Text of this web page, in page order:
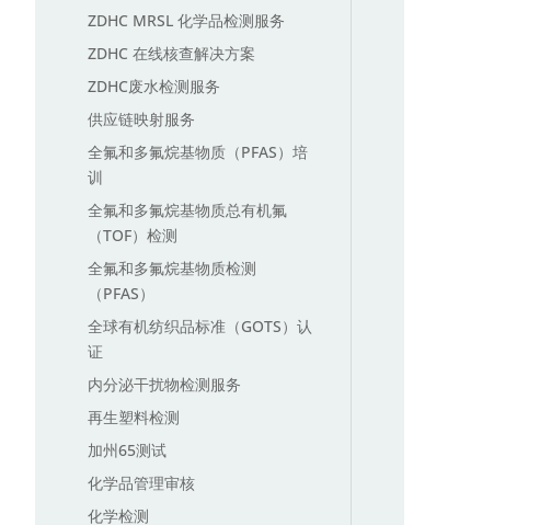
ZDHC MRSL 化学品检测服务
ZDHC 在线核查解决方案
ZDHC废水检测服务
供应链映射服务
全氟和多氟烷基物质（PFAS）培
训
全氟和多氟烷基物质总有机氟
（TOF）检测
全氟和多氟烷基物质检测
（PFAS）
全球有机纺织品标准（GOTS）认
证
内分泌干扰物检测服务
再生塑料检测
加州65测试
化学品管理审核
化学检测